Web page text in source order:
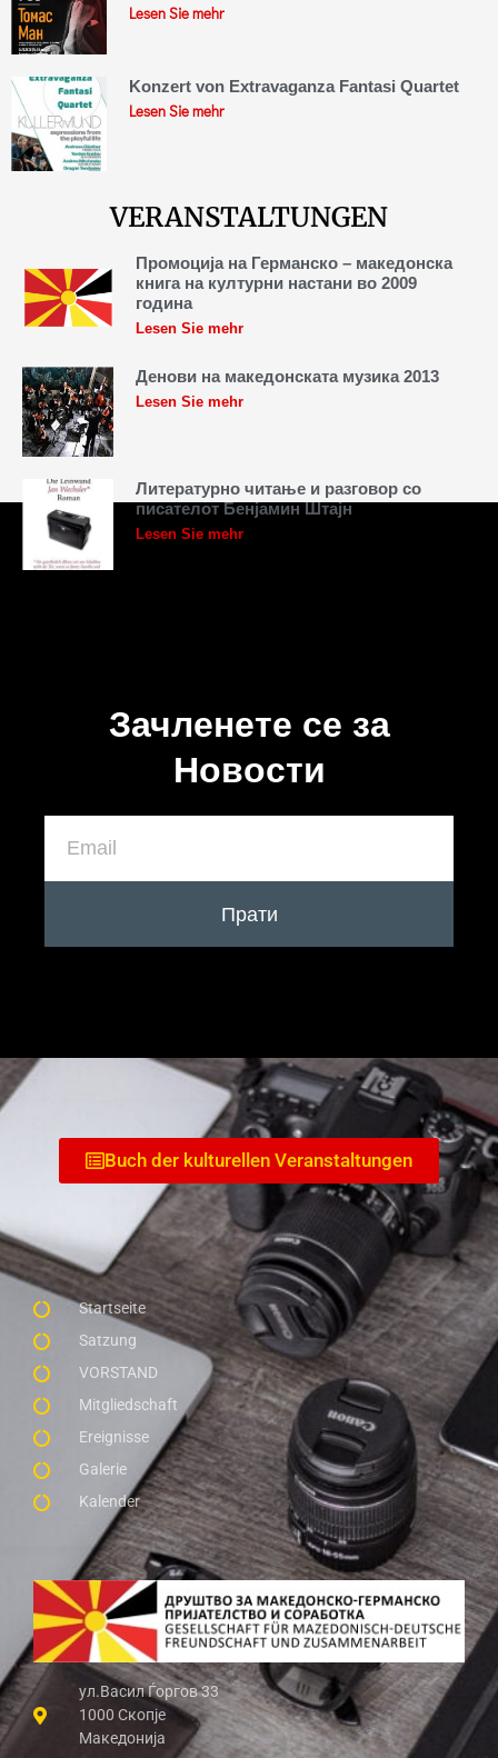
Lesen Sie mehr
Konzert von Extravaganza Fantasi Quartet
Lesen Sie mehr
VERANSTALTUNGEN
Промоција на Германско – македонска
книга на културни настани во 2009
година
Lesen Sie mehr
Денови на македонската музика 2013
Lesen Sie mehr
Литературно читање и разговор со
писателот Бенјамин Штајн
Lesen Sie mehr
Зачленете се за
Новости
Прати
ул.Васил Ѓоргов 33
1000 Скопје
Македонија
Startseite
Satzung
VORSTAND
Mitgliedschaft
Ereignisse
Galerie
Kalender
Buch der kulturellen Veranstaltungen